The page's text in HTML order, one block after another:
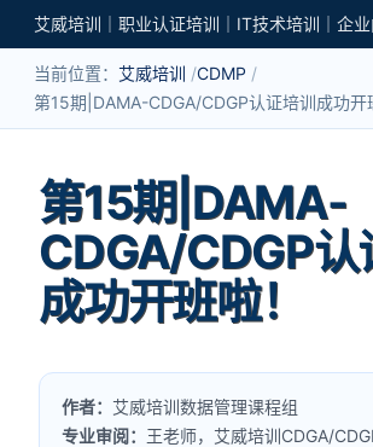
当前位置： 艾威培训 CDMP
第15期|DAMA-CDGA/CDGP认证培训成功开
第15期|DAMA-
CDGA/CDGP认
成功开班啦！
作者： 艾威培训数据管理课程组
专业审阅： 王老师，艾威培训CDGA/